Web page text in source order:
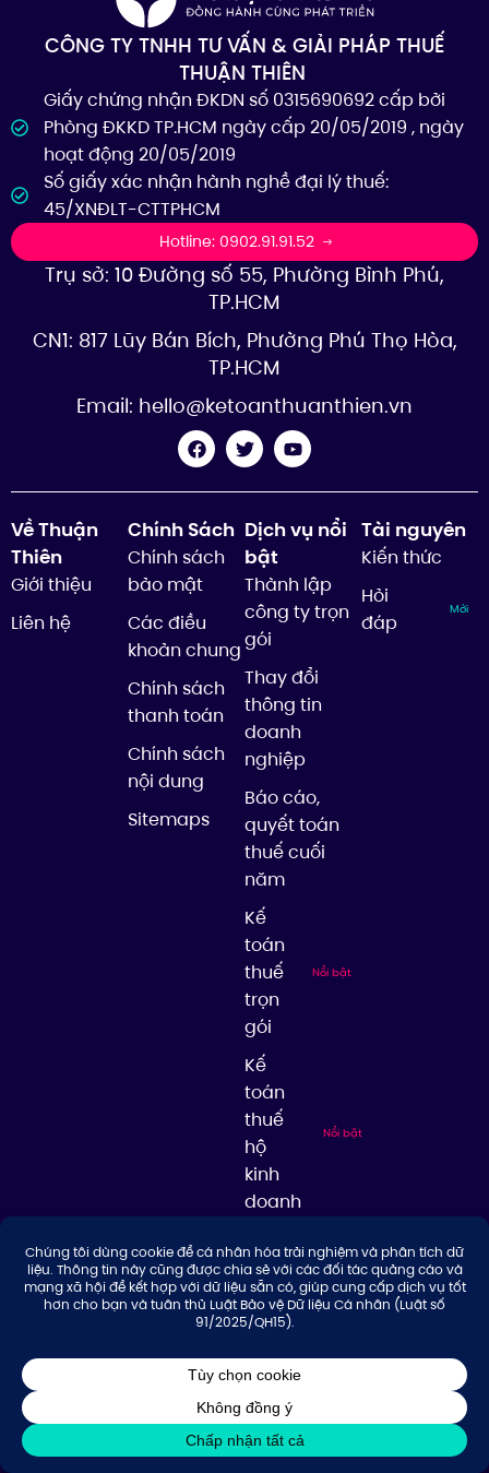
CÔNG TY TNHH TƯ VẤN & GIẢI PHÁP THUẾ
THUẬN THIÊN
Giấy chứng nhận ĐKDN số 0315690692 cấp bởi
Phòng ĐKKD TP.HCM ngày cấp 20/05/2019 , ngày
hoạt động 20/05/2019
Số giấy xác nhận hành nghề đại lý thuế:
45/XNĐLT-CTTPHCM
Hotline: 0902.91.91.52
Trụ sở: 10 Đường số 55, Phường Bình Phú,
TP.HCM
CN1: 817 Lũy Bán Bích, Phường Phú Thọ Hòa,
TP.HCM
Email: hello@ketoanthuanthien.vn
Về Thuận
Thiên
Giới thiệu
Liên hệ
Chính Sách
Chính sách
bảo mật
Các điều
khoản chung
Chính sách
thanh toán
Chính sách
nội dung
Sitemaps
Dịch vụ nổi
bật
Thành lập
công ty trọn
gói
Thay đổi
thông tin
doanh
nghiệp
Báo cáo,
quyết toán
thuế cuối
năm
Kế
toán
thuế
trọn
gói
Nổi bật
Kế
toán
thuế
hộ
kinh
doanh
Nổi bật
Tài nguyên
Kiến thức
Hỏi
đáp
Mới
quyền nội dung trên website này.